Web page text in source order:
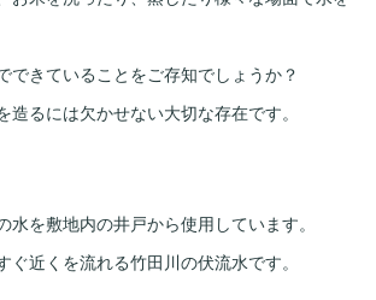
できていることをご存知でしょうか？
造るには欠かせない大切な存在です。
水を敷地内の井戸から使用しています。
ぐ近くを流れる竹田川の伏流水です。